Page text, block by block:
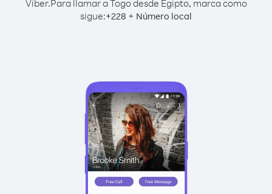
Viber.Para llamar a Togo desde Egipto, marca como
sigue:+228 + Número local